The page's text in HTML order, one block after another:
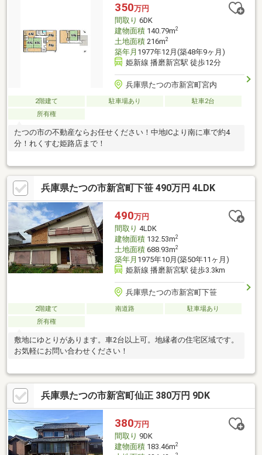
350万円
間取り 6DK
建物面積140.79m2
土地面積216m2
築年月 1977年12月(築48年9ヶ月)
姫新線 播磨新宮駅 徒歩12分
兵庫県たつの市新宮町宮内
2階建て 駐車場あり
駐車2台
所有権
たつの市の不動産ならお任せください！中地ICより南に車で約4
分！れくすむ姫路店まで！
兵庫県たつの市新宮町下笹 490万円 4LDK
490万円
間取り 4LDK
建物面積132.53m2
土地面積688.93m2
築年月 1975年10月(築50年11ヶ月)
姫新線 播磨新宮駅 徒歩3.3km
兵庫県たつの市新宮町下笹
2階建て 南道路
駐車場あり
所有権
敷地にゆとりがあります。車2台以上可。地縁者の住宅区域です。
お気軽にお問い合わせください！
兵庫県たつの市新宮町仙正 380万円 9DK
380万円
間取り 9DK
建物面積183.46m2